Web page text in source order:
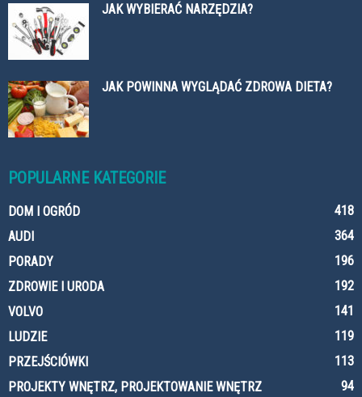
JAK WYBIERAĆ NARZĘDZIA?
JAK POWINNA WYGLĄDAĆ ZDROWA DIETA?
POPULARNE KATEGORIE
DOM I OGRÓD
418
AUDI
364
PORADY
196
ZDROWIE I URODA
192
VOLVO
141
LUDZIE
119
PRZEJŚCIÓWKI
113
PROJEKTY WNĘTRZ, PROJEKTOWANIE WNĘTRZ
94